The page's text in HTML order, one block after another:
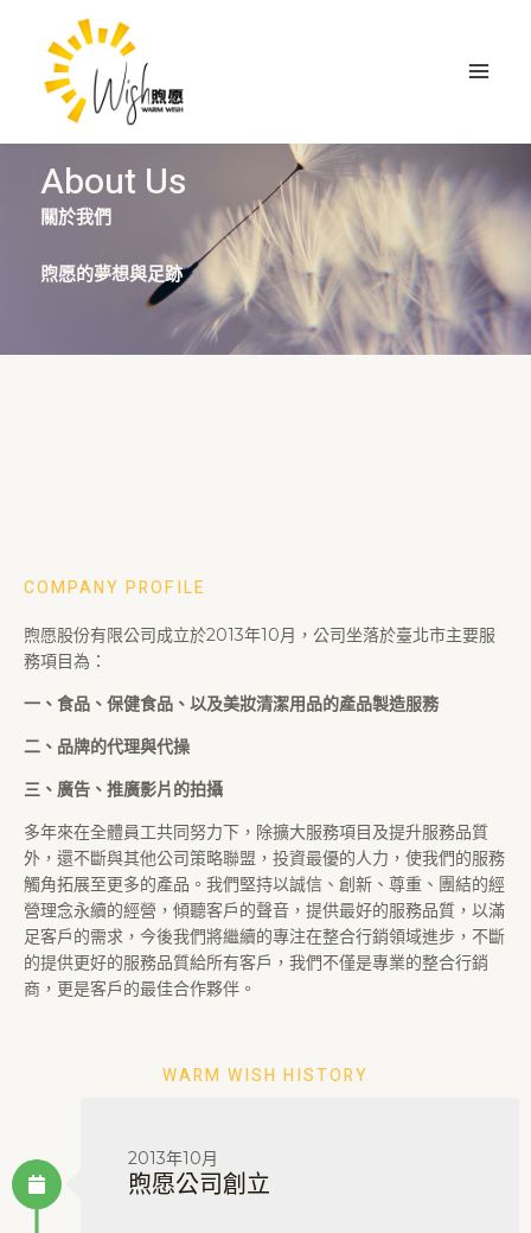
容
Menu
About Us
關於我們
煦愿的夢想與足跡
COMPANY PROFILE
煦愿股份有限公司成立於2013年10月，公司坐落於臺北市主要服
務項目為：
一、食品、保健食品、以及美妝清潔用品的產品製造服務
二、品牌的代理與代操
三、廣告、推廣影片的拍攝
多年來在全體員工共同努力下，除擴大服務項目及提升服務品質
外，還不斷與其他公司策略聯盟，投資最優的人力，使我們的服務
觸角拓展至更多的產品。我們堅持以誠信、創新、尊重、團結的經
營理念永續的經營，傾聽客戶的聲音，提供最好的服務品質，以滿
足客戶的需求，今後我們將繼續的專注在整合行銷領域進步，不斷
的提供更好的服務品質給所有客戶，我們不僅是專業的整合行銷
商，更是客戶的最佳合作夥伴。
WARM WISH HISTORY
2013年10月
煦愿公司創立